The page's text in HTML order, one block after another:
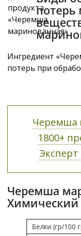
Ингредиент
потерь при
Черемша
1800+
Черемша
Химический
Белки (гр/100